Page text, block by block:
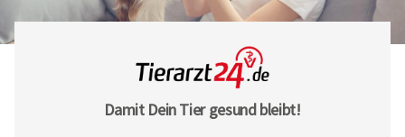
Damit Dein Tier gesund bleibt!